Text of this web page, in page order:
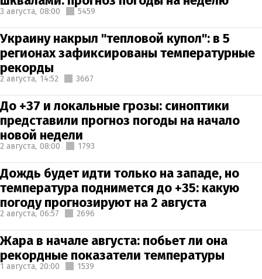
3 августа, 08:00 5459
Украину накрыл "тепловой купол": в 5
регионах зафиксированы температурные
рекорды
2 августа, 14:52 3667
До +37 и локальные грозы: синоптики
представили прогноз погоды на начало
новой недели
2 августа, 08:00 1793
Дождь будет идти только на западе, но
температура поднимется до +35: какую
погоду прогнозируют на 2 августа
2 августа, 06:57 2696
Жара в начале августа: побьет ли она
рекордные показатели температуры
1 августа, 20:00 1539